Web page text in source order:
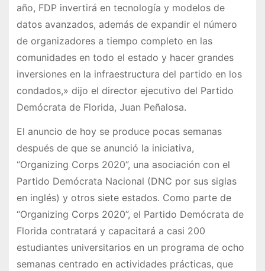
año, FDP invertirá en tecnología y modelos de
datos avanzados, además de expandir el número
de organizadores a tiempo completo en las
comunidades en todo el estado y hacer grandes
inversiones en la infraestructura del partido en los
condados,» dijo el director ejecutivo del Partido
Demócrata de Florida, Juan Peñalosa.
El anuncio de hoy se produce pocas semanas
después de que se anunció la iniciativa,
“Organizing Corps 2020”, una asociación con el
Partido Demócrata Nacional (DNC por sus siglas
en inglés) y otros siete estados. Como parte de
“Organizing Corps 2020”, el Partido Demócrata de
Florida contratará y capacitará a casi 200
estudiantes universitarios en un programa de ocho
semanas centrado en actividades prácticas, que